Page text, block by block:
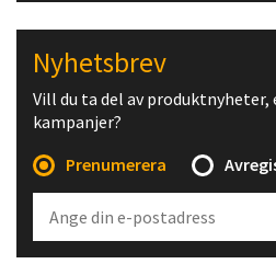
Nyhetsbrev
Vill du ta del av produktnyheter,
kampanjer?
Prenumerera